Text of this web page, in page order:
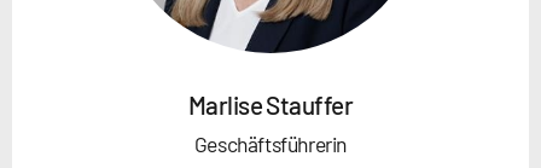
Marlise Stauffer
Geschäftsführerin